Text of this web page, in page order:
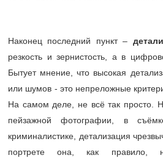
Наконец последний пункт –
резкость и зернистость, а в
Бытует мнение, что высокая
или шумов - это непреложные
На самом деле, не всё так просто.
пейзажной фотографии, в
криминалистике, детализация
портрете она, как правило,